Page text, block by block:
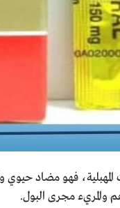
فهو مضاد حيوي
والمريء مجرى البول.